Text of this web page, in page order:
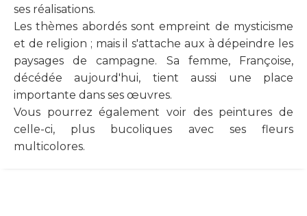
ses réalisations.
Les thèmes abordés sont empreint de mysticisme
et de religion ; mais il s'attache aux à dépeindre les
paysages de campagne. Sa femme, Françoise,
décédée aujourd'hui, tient aussi une place
importante dans ses œuvres.
Vous pourrez également voir des peintures de
celle-ci, plus bucoliques avec ses fleurs
multicolores.